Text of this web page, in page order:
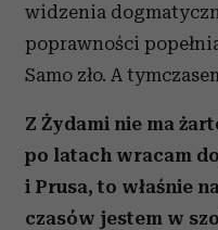
widzenia
poprawności
Samo zło. A
Z Żydami nie ma
po latach wracam
i Prusa, to właśnie
czasów jestem w